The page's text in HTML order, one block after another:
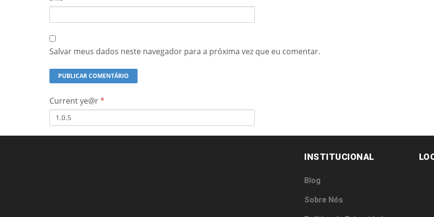
Salvar meus dados neste navegador para a próxima vez que eu comentar.
Current ye@r*
INSTITUCIONAL
Blog
Sobre Nós